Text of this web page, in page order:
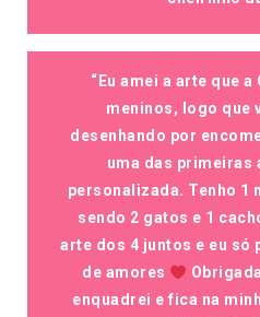
“Eu amei a arte que
meninos, logo que
desenhando por
uma das primeiras
personalizada. Tenho 1
sendo 2 gatos e 1
arte dos 4 juntos e eu só
de amores
enquadrei e fica na